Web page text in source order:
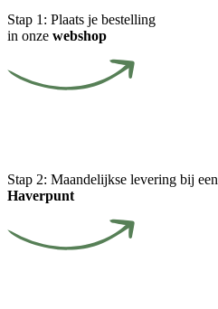
Stap 1: Plaats je bestelling
in onze webshop
Stap 2: Maandelijkse levering bij een
Haverpunt